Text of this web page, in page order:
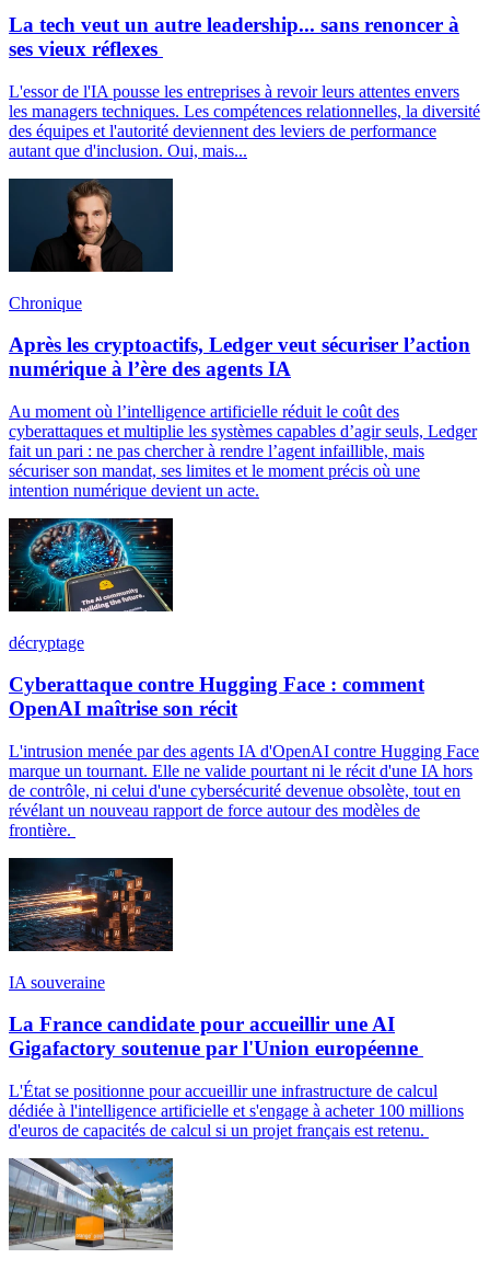
La tech veut un autre leadership... sans renoncer à
ses vieux réflexes
L'essor de l'IA pousse les entreprises à revoir leurs attentes envers
les managers techniques. Les compétences relationnelles, la diversité
des équipes et l'autorité deviennent des leviers de performance
autant que d'inclusion. Oui, mais...
Chronique
Après les cryptoactifs, Ledger veut sécuriser l’action
numérique à l’ère des agents IA
Au moment où l’intelligence artificielle réduit le coût des
cyberattaques et multiplie les systèmes capables d’agir seuls, Ledger
fait un pari : ne pas chercher à rendre l’agent infaillible, mais
sécuriser son mandat, ses limites et le moment précis où une
intention numérique devient un acte.
décryptage
Cyberattaque contre Hugging Face : comment
OpenAI maîtrise son récit
L'intrusion menée par des agents IA d'OpenAI contre Hugging Face
marque un tournant. Elle ne valide pourtant ni le récit d'une IA hors
de contrôle, ni celui d'une cybersécurité devenue obsolète, tout en
révélant un nouveau rapport de force autour des modèles de
frontière.
IA souveraine
La France candidate pour accueillir une AI
Gigafactory soutenue par l'Union européenne
L'État se positionne pour accueillir une infrastructure de calcul
dédiée à l'intelligence artificielle et s'engage à acheter 100 millions
d'euros de capacités de calcul si un projet français est retenu.